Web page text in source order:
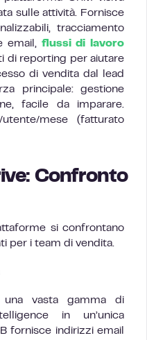
sulle attività. Fornisce
tracciamento
email, flussi di lavoro
di reporting per aiutare
di vendita dal lead
principale: gestione
facile da imparare.
mese (fatturato
Confronto
si confrontano
per i team di vendita.
vasta gamma di
in un’unica
fornisce indirizzi email